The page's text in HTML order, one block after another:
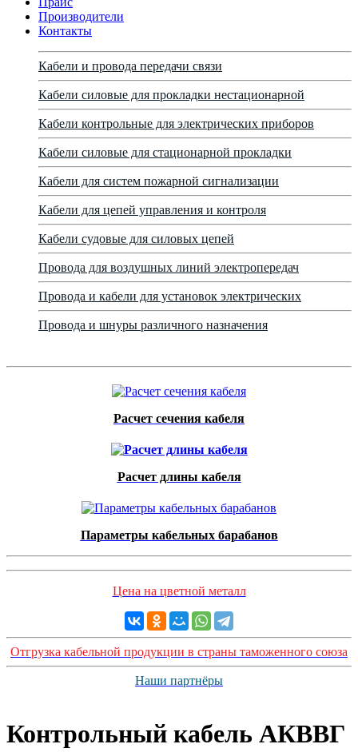
Производители
Контакты
Кабели и провода передачи связи
Кабели силовые для прокладки нестационарной
Кабели контрольные для электрических приборов
Кабели силовые для стационарной прокладки
Кабели для систем пожарной сигнализации
Кабели для цепей управления и контроля
Кабели судовые для силовых цепей
Провода для воздушных линий электропередач
Провода и кабели для установок электрических
Провода и шнуры различного назначения
Расчет сечения кабеля
Расчет длины кабеля
Параметры кабельных барабанов
Цена на цветной металл
Отгрузка кабельной продукции в страны таможенного союза
Наши партнёры
Контрольный кабель AКВВГ